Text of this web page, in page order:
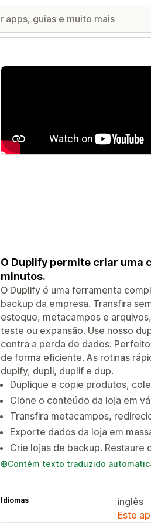
Galeria de imagens em destaque
O Duplify permite criar uma
minutos.
O Duplify é uma ferramenta
backup da empresa. Transfira
estoque, metacampos e
teste ou expansão. Use nosso
contra a perda de dados.
de forma eficiente. As rotinas
dupify, dupli, duplif e dup.
Duplique e copie produtos,
Clone o conteúdo da loja em
Transfira metacampos,
Exporte dados da loja em
Crie lojas de backup. Restaure
Contém texto traduzido
Idiomas
inglês
Este